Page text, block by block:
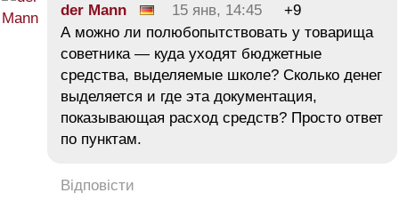
der Mann 15 янв, 14:45
+9
А можно ли полюбопытствовать у товарища
советника — куда уходят бюджетные
средства, выделяемые школе? Сколько денег
выделяется и где эта документация,
показывающая расход средств? Просто ответ
по пунктам.
Відповісти